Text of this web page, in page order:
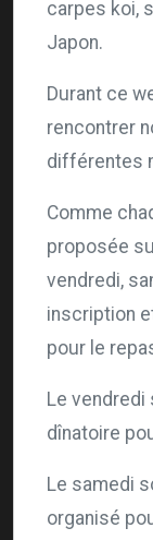
carpes koi,
Japon.
Durant ce
rencontrer
différentes
Comme
proposée
vendredi,
inscription
pour le
Le
dînatoire
Le samedi
organisé